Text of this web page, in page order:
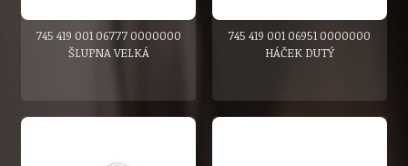
745 419 001 06777 0000000
ŠLUPNA VELKÁ
745 419 001 06951 0000000
HÁČEK DUTÝ